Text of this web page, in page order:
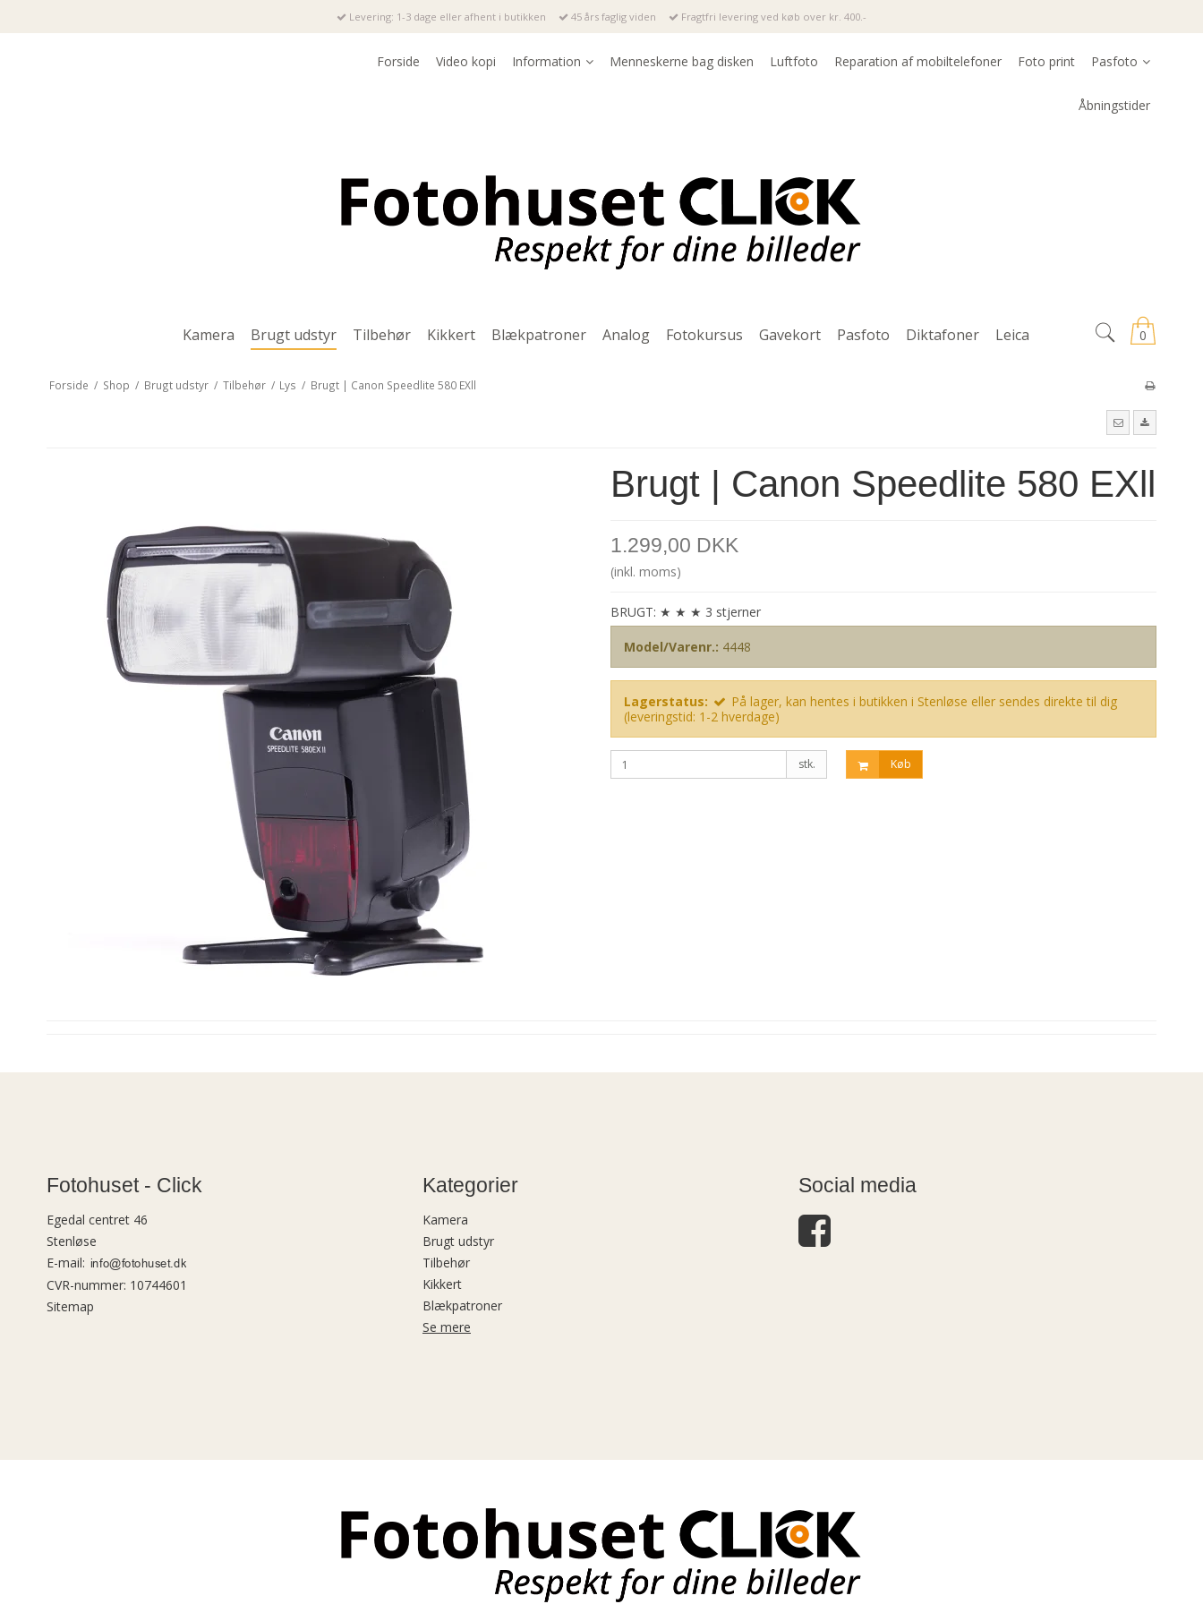
Levering: 1-3 dage eller afhent i butikken 45 års faglig viden Fragtfri levering ved køb over kr. 400.-
Forside Video kopi Information Menneskerne bag disken Luftfoto Reparation af mobiltelefoner Foto print Pasfoto
Åbningstider
0
Kamera Brugt udstyr Tilbehør Kikkert Blækpatroner Analog Fotokursus Gavekort Pasfoto Diktafoner Leica
Forside / Shop / Brugt udstyr / Tilbehør / Lys / Brugt | Canon Speedlite 580 EXll
Brugt | Canon Speedlite 580 EXll
1.299,00 DKK
(inkl. moms)
BRUGT: ★ ★ ★ 3 stjerner
Model/Varenr.: 4448
Lagerstatus:
På lager, kan hentes i butikken i Stenløse eller sendes direkte til dig
(leveringstid: 1-2 hverdage)
stk. Køb
Fotohuset - Click
Egedal centret 46
Stenløse
E-mail:
CVR-nummer: 10744601
Sitemap
Kategorier
Kamera
Brugt udstyr
Tilbehør
Kikkert
Blækpatroner
Se mere
Social media